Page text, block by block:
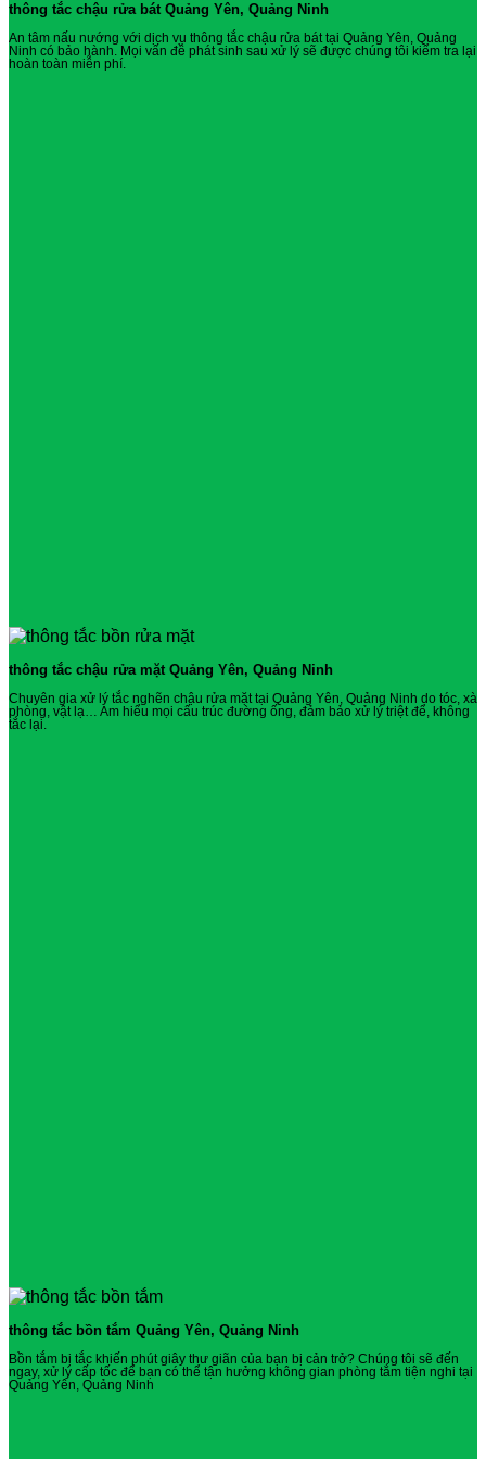
thông tắc chậu rửa bát Quảng Yên, Quảng Ninh
An tâm nấu nướng với dịch vụ thông tắc chậu rửa bát tại Quảng Yên, Quảng
Ninh có bảo hành. Mọi vấn đề phát sinh sau xử lý sẽ được chúng tôi kiểm tra lại
hoàn toàn miễn phí.
thông tắc chậu rửa mặt Quảng Yên, Quảng Ninh
Chuyên gia xử lý tắc nghẽn chậu rửa mặt tại Quảng Yên, Quảng Ninh do tóc, xà
phòng, vật lạ… Am hiểu mọi cấu trúc đường ống, đảm bảo xử lý triệt để, không
tắc lại.
thông tắc bồn tắm Quảng Yên, Quảng Ninh
Bồn tắm bị tắc khiến phút giây thư giãn của bạn bị cản trở? Chúng tôi sẽ đến
ngay, xử lý cấp tốc để bạn có thể tận hưởng không gian phòng tắm tiện nghi tại
Quảng Yên, Quảng Ninh